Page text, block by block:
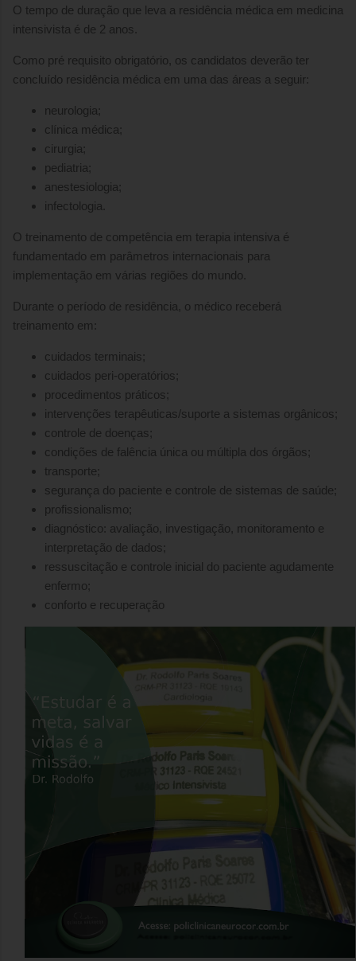
O tempo de duração que leva a residência médica em medicina
intensivista é de 2 anos.
Como pré requisito obrigatório, os candidatos deverão ter
concluído residência médica em uma das áreas a seguir:
neurologia;
clínica médica;
cirurgia;
pediatria;
anestesiologia;
infectologia.
O treinamento de competência em terapia intensiva é
fundamentado em parâmetros internacionais para
implementação em várias regiões do mundo.
Durante o período de residência, o médico receberá
treinamento em:
cuidados terminais;
cuidados peri-operatórios;
procedimentos práticos;
intervenções terapêuticas/suporte a sistemas orgânicos;
controle de doenças;
condições de falência única ou múltipla dos órgãos;
transporte;
segurança do paciente e controle de sistemas de saúde;
profissionalismo;
diagnóstico: avaliação, investigação, monitoramento e
interpretação de dados;
ressuscitação e controle inicial do paciente agudamente
enfermo;
conforto e recuperação